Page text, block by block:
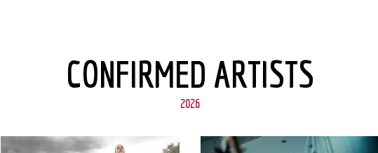
CONFIRMED ARTISTS
2026